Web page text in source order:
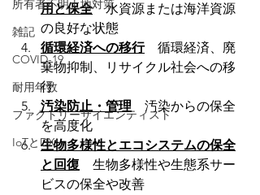
所有者不明土地対策
雑記
COVID-19
耐用年数
ファクトリーサイエンティスト
IoTとDX
用と保全 水資源または海洋資源
の良好な状態
循環経済への移行 循環経済、廃
棄物抑制、リサイクル社会への移
行
汚染防止・管理 汚染からの保全
を高度化
生物多様性とエコシステムの保全
と回復 生物多様性や生態系サー
ビスの保全や改善